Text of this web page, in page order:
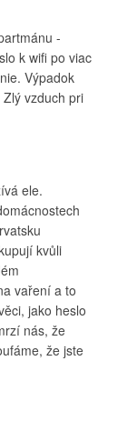
-
k wifi po viac
Výpadok
vzduch pri
ele.
kvůli
vaření a to
jako heslo
nás, že
že jste